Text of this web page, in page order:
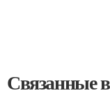
Связанные